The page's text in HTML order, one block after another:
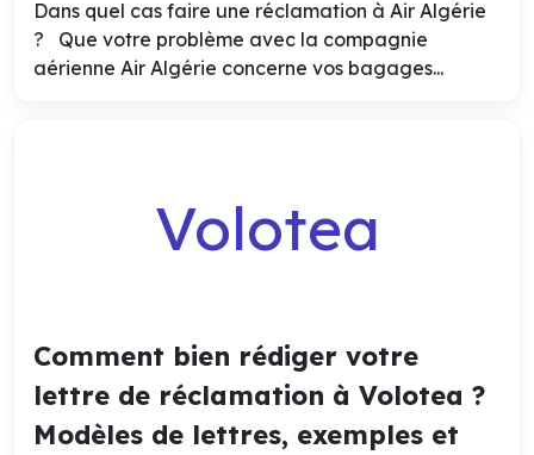
Dans quel cas faire une réclamation à Air Algérie
? Que votre problème avec la compagnie
aérienne Air Algérie concerne vos bagages...
Volotea
Comment bien rédiger votre
lettre de réclamation à Volotea ?
Modèles de lettres, exemples et